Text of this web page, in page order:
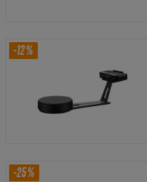
-12%
-25%